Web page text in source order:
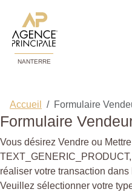
NANTERRE
Accueil Formulaire
Formulaire
Vous désirez Vendre ou
réaliser votre transaction
Veuillez sélectionner votre